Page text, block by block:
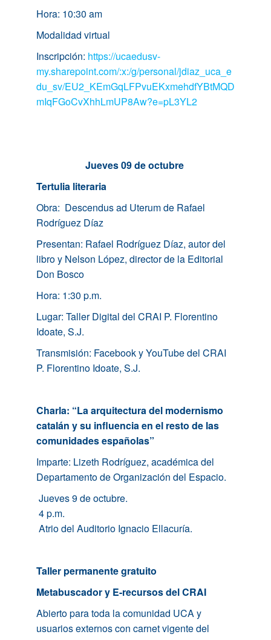
Hora: 10:30 am
Modalidad virtual
Inscripción: https://ucaedusv-
my.sharepoint.com/:x:/g/personal/jdiaz_uca_e
du_sv/EU2_KEmGqLFPvuEKxmehdfYBtMQD
mIqFGoCvXhhLmUP8Aw?e=pL3YL2
Jueves 09 de octubre
Tertulia literaria
Obra: Descendus ad Uterum de Rafael
Rodríguez Díaz
Presentan: Rafael Rodríguez Díaz, autor del
libro y Nelson López, director de la Editorial
Don Bosco
Hora: 1:30 p.m.
Lugar: Taller Digital del CRAI P. Florentino
Idoate, S.J.
Transmisión: Facebook y YouTube del CRAI
P. Florentino Idoate, S.J.
Charla: “La arquitectura del modernismo
catalán y su influencia en el resto de las
comunidades españolas”
Imparte: Lizeth Rodríguez, académica del
Departamento de Organización del Espacio.
Jueves 9 de octubre.
4 p.m.
Atrio del Auditorio Ignacio Ellacuría.
Taller permanente gratuito
Metabuscador y E-recursos del CRAI
Abierto para toda la comunidad UCA y
usuarios externos con carnet vigente del